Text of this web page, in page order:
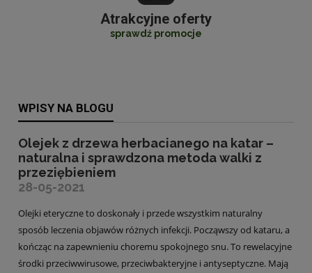
Atrakcyjne oferty
sprawdź promocje
WPISY NA BLOGU
Olejek z drzewa herbacianego na katar –
naturalna i sprawdzona metoda walki z
przeziębieniem
28-05-2021
Olejki eteryczne to doskonały i przede wszystkim naturalny
sposób leczenia objawów różnych infekcji. Począwszy od kataru, a
kończąc na zapewnieniu choremu spokojnego snu. To rewelacyjne
środki przeciwwirusowe, przeciwbakteryjne i antyseptyczne. Mają